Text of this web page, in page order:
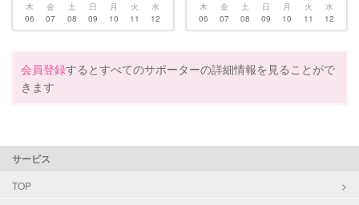
木
06
金
07
土
08
日
09
月
10
火
11
水
12
木
06
金
07
土
08
日
09
月
10
火
11
水
12
会員登録するとすべてのサポーターの詳細情報を見ることがで
きます
サービス
TOP